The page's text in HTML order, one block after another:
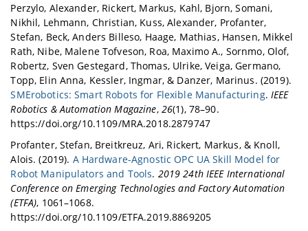
Perzylo, Alexander, Rickert, Markus, Kahl, Bjorn, Somani,
Nikhil, Lehmann, Christian, Kuss, Alexander, Profanter,
Stefan, Beck, Anders Billeso, Haage, Mathias, Hansen, Mikkel
Rath, Nibe, Malene Tofveson, Roa, Maximo A., Sornmo, Olof,
Robertz, Sven Gestegard, Thomas, Ulrike, Veiga, Germano,
Topp, Elin Anna, Kessler, Ingmar, & Danzer, Marinus. (2019).
SMErobotics: Smart Robots for Flexible Manufacturing. IEEE
Robotics & Automation Magazine, 26(1), 78–90.
https://doi.org/10.1109/MRA.2018.2879747
Profanter, Stefan, Breitkreuz, Ari, Rickert, Markus, & Knoll,
Alois. (2019). A Hardware-Agnostic OPC UA Skill Model for
Robot Manipulators and Tools. 2019 24th IEEE International
Conference on Emerging Technologies and Factory Automation
(ETFA), 1061–1068.
https://doi.org/10.1109/ETFA.2019.8869205